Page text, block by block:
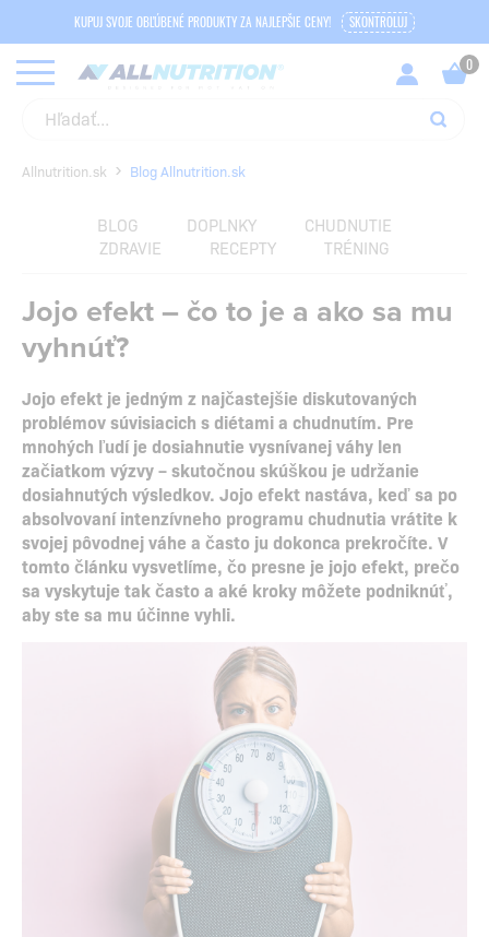
KUPUJ SVOJE OBĽÚBENÉ PRODUKTY ZA NAJLEPŠIE CENY! SKONTROLUJ
Allnutrition.sk Blog Allnutrition.sk
BLOG DOPLNKY
CHUDNUTIE
ZDRAVIE
RECEPTY TRÉNING
Jojo efekt – čo to je a ako sa mu
vyhnúť?
Jojo efekt je jedným z najčastejšie diskutovaných
problémov súvisiacich s diétami a chudnutím. Pre
mnohých ľudí je dosiahnutie vysnívanej váhy len
začiatkom výzvy – skutočnou skúškou je udržanie
dosiahnutých výsledkov. Jojo efekt nastáva, keď sa po
absolvovaní intenzívneho programu chudnutia vrátite k
svojej pôvodnej váhe a často ju dokonca prekročíte. V
tomto článku vysvetlíme, čo presne je jojo efekt, prečo
sa vyskytuje tak často a aké kroky môžete podniknúť,
aby ste sa mu účinne vyhli.